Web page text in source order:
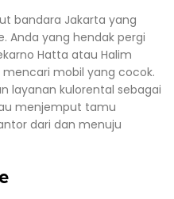
bandara Jakarta yang
Anda yang hendak pergi
Hatta atau Halim
mobil yang cocok.
layanan kulorental sebagai
menjemput tamu
dari dan menuju